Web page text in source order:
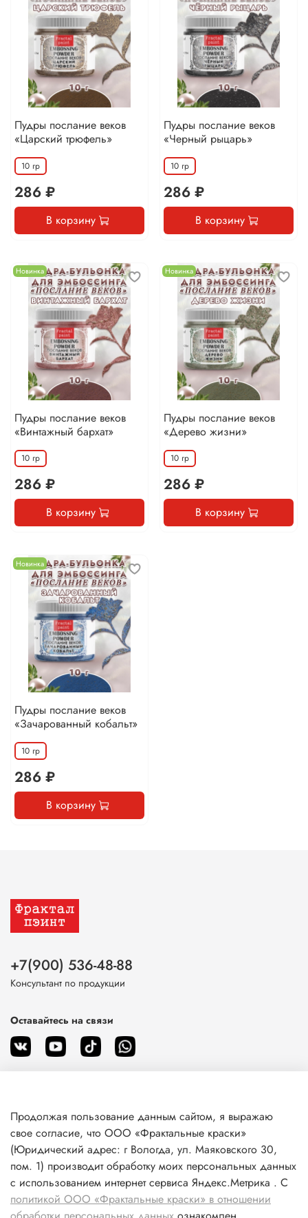
Пудры послание веков
«Царский трюфель»
10 гр
286 ₽
В корзину
Пудры послание веков
«Черный рыцарь»
10 гр
286 ₽
В корзину
Новинка
Пудры послание веков
«Винтажный бархат»
10 гр
286 ₽
В корзину
Новинка
Пудры послание веков
«Дерево жизни»
10 гр
286 ₽
В корзину
Новинка
Пудры послание веков
«Зачарованный кобальт»
10 гр
286 ₽
В корзину
О магазине
Клиентам
Информация
+7(900) 536-48-88
Консультант по продукции
Оставайтесь на связи
Продолжая пользование данным сайтом, я выражаю
свое согласие, что ООО «Фрактальные краски»
(Юридический адрес: г Вологда, ул. Маяковского 30,
пом. 1) производит обработку моих персональных данных
с использованием интернет сервиса Яндекс.Метрика . С
политикой ООО «Фрактальные краски» в отношении